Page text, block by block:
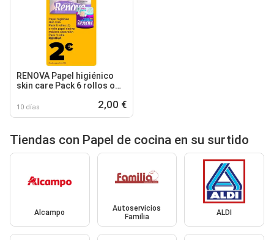
RENOVA Papel higiénico
skin care Pack 6 rollos o
absorción Pack 1 rollo
10 días 2,00 €
Tiendas con Papel de cocina en su surtido
Alcampo
Autoservicios
Familia
ALDI